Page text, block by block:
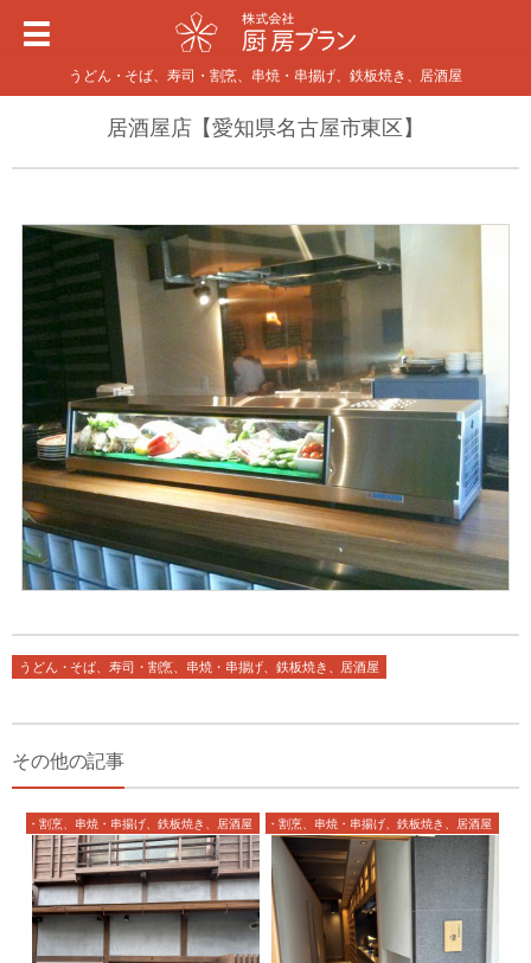
うどん・そば、寿司・割烹、串焼・串揚げ、鉄板焼き、居酒屋
居酒屋店【愛知県名古屋市東区】
うどん・そば、寿司・割烹、串焼・串揚げ、鉄板焼き、居酒屋
その他の記事
司・割烹、串焼・串揚げ、鉄板焼き、居酒屋うどん・そば、寿司・割烹、串焼・串揚げ、鉄板焼き、居酒屋